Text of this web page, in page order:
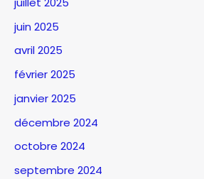
juin 2025
avril 2025
février 2025
janvier 2025
décembre 2024
octobre 2024
septembre 2024